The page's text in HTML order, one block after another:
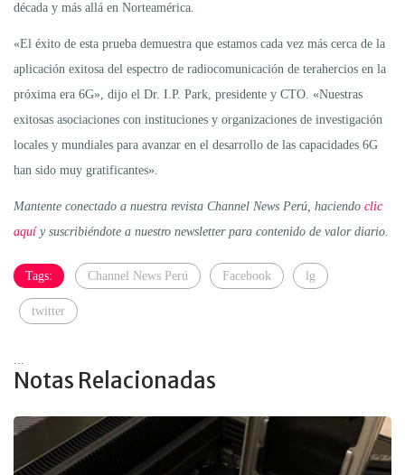
década y más allá en Norteamérica.
«El éxito de esta prueba demuestra que estamos cada vez más cerca de la
aplicación exitosa del espectro de radiocomunicación de terahercios en la
próxima era 6G», dijo el Dr. I.P. Park, presidente y CTO. «Nuestras
exitosas asociaciones con instituciones y organizaciones de investigación
locales y mundiales para avanzar en el desarrollo de las capacidades 6G
han sido muy gratificantes».
Mantente conectado a nuestra revista Channel News Perú, haciendo clic
aquíy suscribiéndote a nuestro newsletter para contenido de valor diario.
Tags: Channel News Perú Facebook lg
twitter
...
Notas Relacionadas